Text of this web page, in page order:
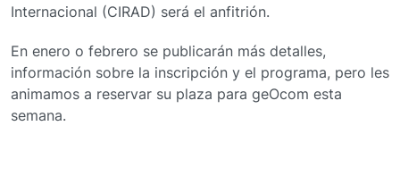
Internacional (CIRAD) será el anfitrión.
En enero o febrero se publicarán más detalles,
información sobre la inscripción y el programa, pero les
animamos a reservar su plaza para geOcom esta
semana.